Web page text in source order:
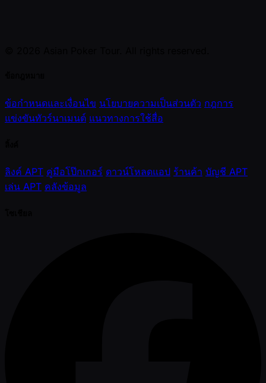
ข้อกำหนดและเงื่อนไข นโยบายความเป็นส่วนตัว กฎการ
แข่งขันทัวร์นาเมนต์ แนวทางการใช้สื่อ
ลิงค์ APT คู่มือโป๊กเกอร์ ดาวน์โหลดแอป ร้านค้า บัญชี APT
เล่น APT คลังข้อมูล